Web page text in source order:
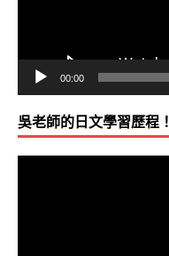
00:00
吳老師的日文學習歷程！